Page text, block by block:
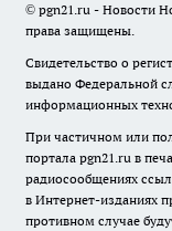
© pgn21.ru - Новости
права защищены.
Свидетельство о
выдано Федеральной
информационных
При частичном или
портала pgn21.ru в
радиосообщениях
в Интернет-изданиях
противном случае